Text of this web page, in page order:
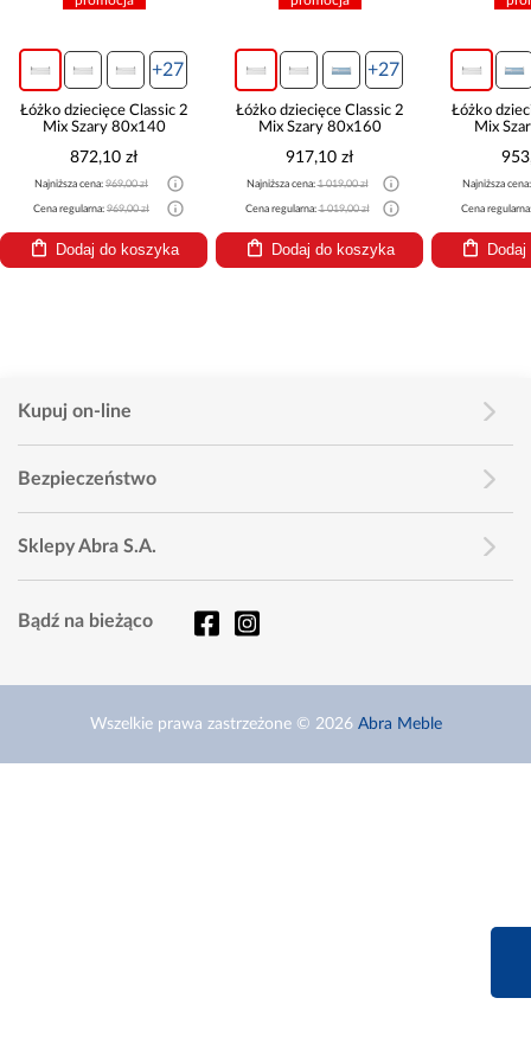
+27
dziecięce Classic 2
Szary 80x140
872,10 zł
cena:969,00 zł
regularna:969,00 zł
Dodaj do koszyka
+27
Łóżko dziecięce Classic 2
Mix Szary 80x160
917,10 zł
Najniższa cena:1 019,00 zł
Cena regularna:1 019,00 zł
Dodaj do koszyka
Łóżko dziecięce
Mix Szary
953,10 zł
Najniższa cena:1 059,00 zł
Cena regularna:1 059,00 zł
Dodaj do
Kupuj on-line
Bezpieczeństwo
Sklepy Abra S.A.
Bądź na bieżąco
Wszelkie prawa zastrzeżone © 2026 Abra Meble